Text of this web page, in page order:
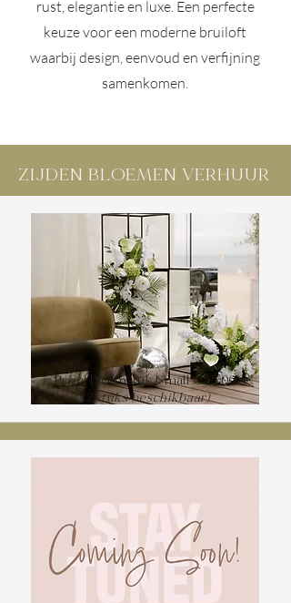
rust, elegantie en luxe. Een perfecte
keuze voor een moderne bruiloft
waarbij design, eenvoud en verfijning
samenkomen.
ZIJDEN BLOEMEN VERHUUR
Prieel Bloemstuk Small €55,00
(2 stuks beschikbaar)